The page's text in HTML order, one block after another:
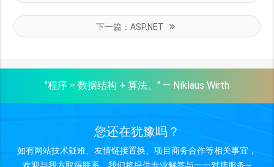
下一篇： ASP.NET
"程序 = 数据结构 + 算法。" — Niklaus Wirth
您还在犹豫吗？
如有网站技术疑难、友情链接置换、项目商务合作等相关事宜，
欢迎与我方取得联系，我们将提供专业解答与一一对接服务~